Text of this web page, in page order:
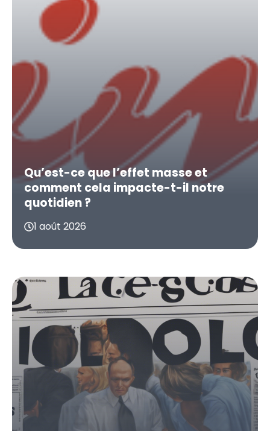
Qu’est-ce que l’effet masse et
comment cela impacte-t-il notre
quotidien ?
1 août 2026